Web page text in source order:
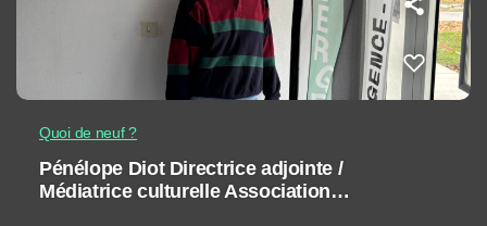
Quoi de neuf ?
Pénélope Diot Directrice adjointe /
Médiatrice culturelle Association